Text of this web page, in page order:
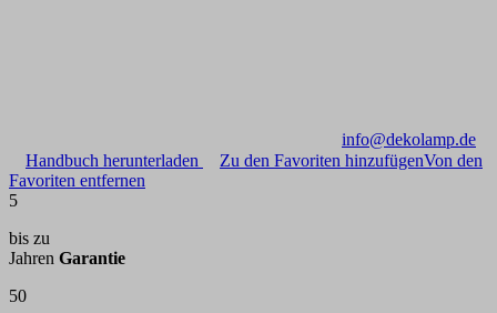
info@dekolamp.de
Handbuch herunterladen
Zu den Favoriten hinzufügenVon den
Favoriten entfernen
5
bis zu
Jahren Garantie
50